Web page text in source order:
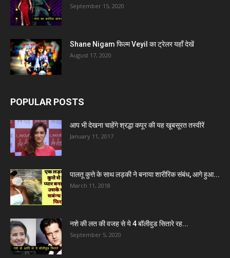
September 15, 2020
Shane Nigam फिल्म Veyil का ट्रेलर यहाँ देखें
August 17, 2020
POPULAR POSTS
आप भी देखना चाहेंगे श्रद्धा कपूर की यह खूबसूरत तस्वीरें
January 11, 2017
पालतू कुत्ते के साथ लड़की ने बनाया शारीरिक संबंध, आगे हुआ...
March 11, 2018
नशे की लत की वजह से ये 4 बॉलीवुड सितारे रह...
September 5, 2020